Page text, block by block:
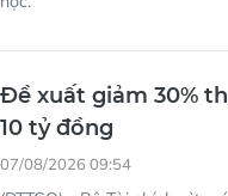
học.
Đề xuất giảm 30%
10 tỷ đồng
07/08/2026 09:54